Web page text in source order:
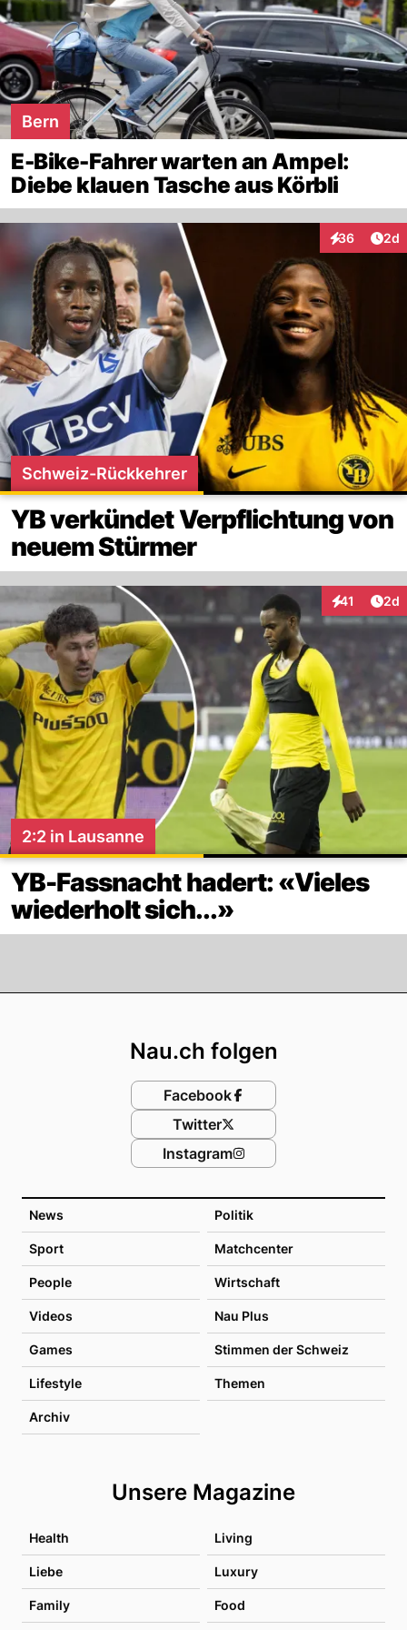
Bern
E-Bike-Fahrer warten an Ampel:
Diebe klauen Tasche aus Körbli
36
Interaktionen
2d
Schweiz-Rückkehrer
YB verkündet Verpflichtung von
neuem Stürmer
41
Interaktionen
2d
2:2 in Lausanne
YB-Fassnacht hadert: «Vieles
wiederholt sich...»
News Politik
Sport Matchcenter
People Wirtschaft
Videos Nau Plus
Games Stimmen der Schweiz
Lifestyle Themen
Archiv
Unsere Magazine
Health Living
Liebe Luxury
Family Food
Nau.ch folgen
Facebook
Twitter
Instagram